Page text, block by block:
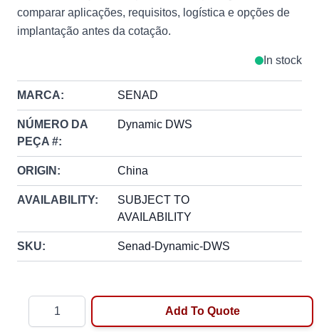
comparar aplicações, requisitos, logística e opções de
implantação antes da cotação.
In stock
MARCA: SENAD
NÚMERO DA
PEÇA #:
Dynamic DWS
ORIGIN: China
AVAILABILITY:
SUBJECT TO
AVAILABILITY
SKU: Senad-Dynamic-DWS
Add To Quote